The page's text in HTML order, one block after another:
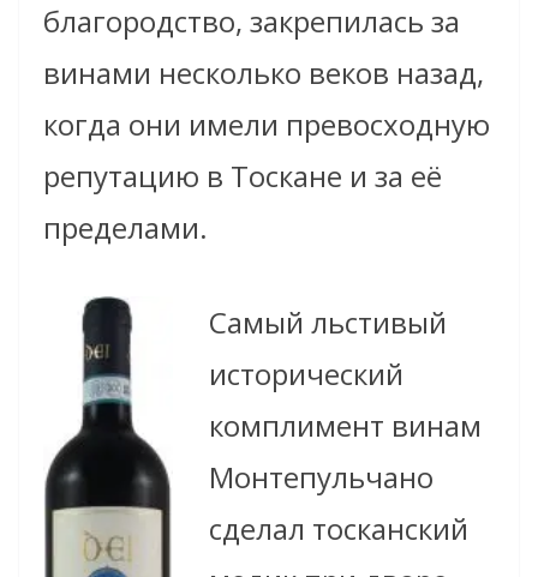
благородство, закрепилась за
винами несколько веков назад,
когда они имели превосходную
репутацию в Тоскане и за её
пределами.
Самый льстивый
исторический
комплимент винам
Монтепульчано
сделал тосканский